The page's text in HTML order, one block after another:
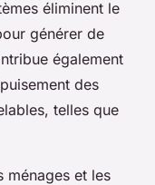
éliminent le
générer de
également
des
telles que
ménages et les